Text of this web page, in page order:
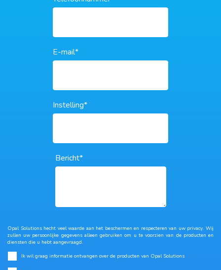
E-mail*
Instelling*
Bericht*
Opal Solutions hecht veel waarde aan het beschermen en respecteren van uw privacy. Wij
zullen uw persoonlijke gegevens alleen gebruiken om u te voorzien van de producten en
diensten die u hebt aangevraagd.
Ik wil graag informatie ontvangen over de producten van Opal Solutions